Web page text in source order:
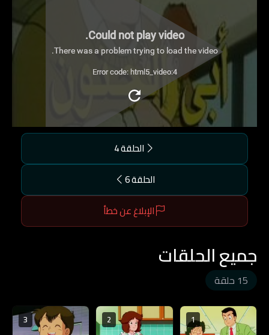
Could not play video.
There was a problem trying to load the video.
Error code: html5_video:4
الحلقة 4
الحلقة 6
الإبلاغ عن خطأ
جميع الحلقات
15 حلقة
1
2
3